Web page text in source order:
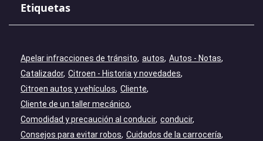
Etiquetas
Apelar infracciones de tránsito autos Autos - Notas
Catalizador Citroen - Historia y novedades
Citroen autos y vehículos Cliente
Cliente de un taller mecánico
Comodidad y precaución al conducir conducir
Consejos para evitar robos Cuidados de la carrocería